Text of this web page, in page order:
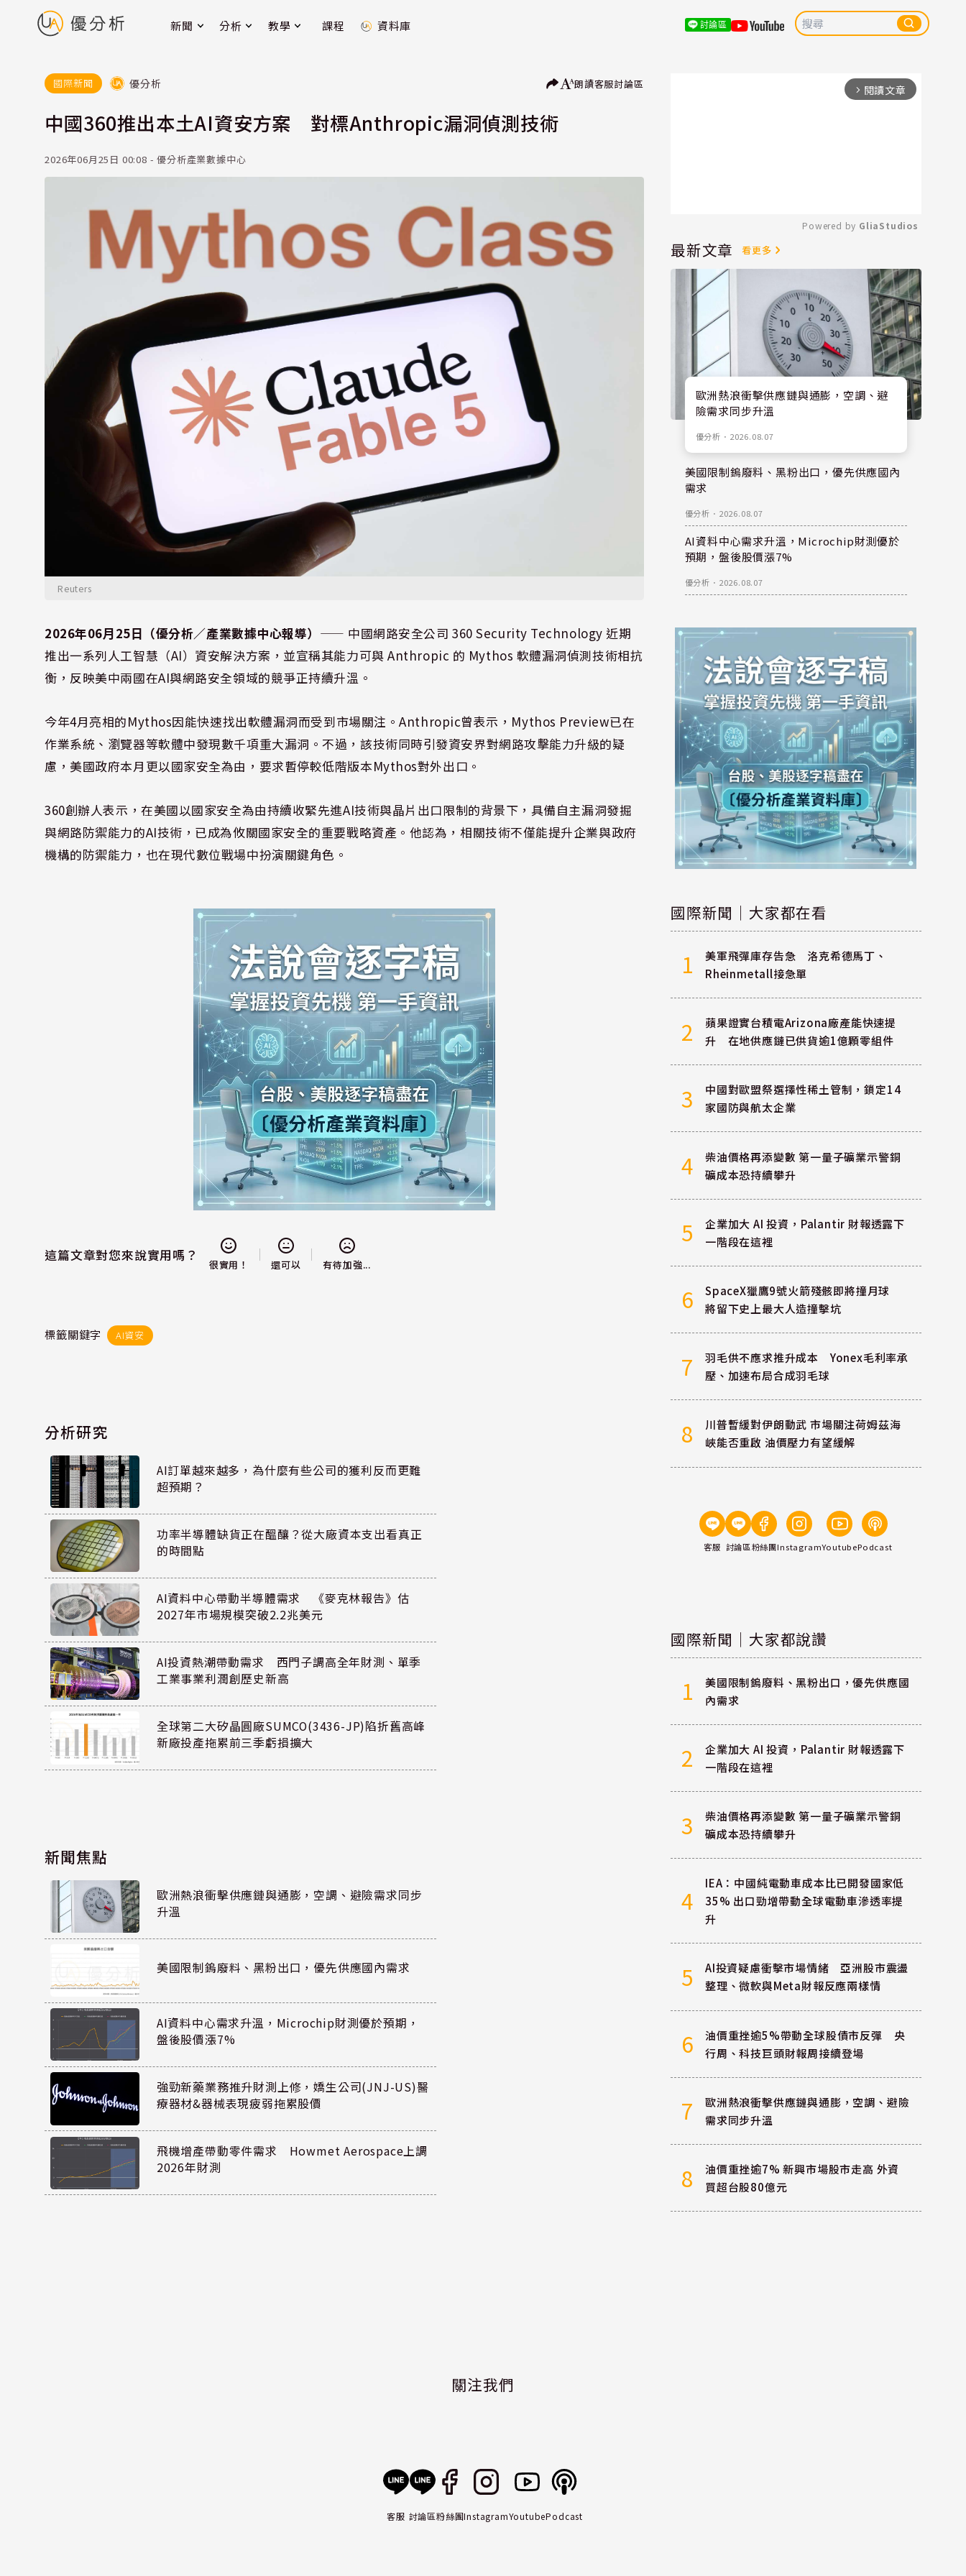
新聞 分析 教學 課程 資料庫 討論區
國際新聞 優分析 朗讀客服討論區
中國360推出本土AI資安方案 對標Anthropic漏洞偵測技術
2026年06月25日 00:08 - 優分析產業數據中心
Reuters
2026年06月25日（優分析／產業數據中心報導） ⸺ 中國網路安全公司360 Security Technology 近期
推出一系列人工智慧（AI）資安解決方案，並宣稱其能力可與Anthropic 的 Mythos 軟體漏洞偵測技術相抗
衡，反映美中兩國在AI與網路安全領域的競爭正持續升溫。
今年4月亮相的Mythos因能快速找出軟體漏洞而受到市場關注。Anthropic曾表示，Mythos Preview已在
作業系統、瀏覽器等軟體中發現數千項重大漏洞。不過，該技術同時引發資安界對網路攻擊能力升級的疑
慮，美國政府本月更以國家安全為由，要求暫停較低階版本Mythos對外出口。
360創辦人表示，在美國以國家安全為由持續收緊先進AI技術與晶片出口限制的背景下，具備自主漏洞發掘
與網路防禦能力的AI技術，已成為攸關國家安全的重要戰略資產。他認為，相關技術不僅能提升企業與政府
機構的防禦能力，也在現代數位戰場中扮演關鍵角色。
這篇文章對您來說實用嗎？
很實用！ 還可以 有待加強...
標籤關鍵字 AI資安
分析研究
AI訂單越來越多，為什麼有些公司的獲利反而更難
超預期？
功率半導體缺貨正在醞釀？從大廠資本支出看真正
的時間點
AI資料中心帶動半導體需求 《麥克林報告》估
2027年市場規模突破2.2兆美元
AI投資熱潮帶動需求 西門子調高全年財測、單季
工業事業利潤創歷史新高
全球第二大矽晶圓廠SUMCO(3436-JP)陷折舊高峰
新廠投產拖累前三季虧損擴大
新聞焦點
歐洲熱浪衝擊供應鏈與通膨，空調、避險需求同步
升溫
美國限制鎢廢料、黑粉出口，優先供應國內需求
AI資料中心需求升溫，Microchip財測優於預期，
盤後股價漲7%
強勁新藥業務推升財測上修，嬌生公司(JNJ-US)醫
療器材&器械表現疲弱拖累股價
飛機增產帶動零件需求 Howmet Aerospace上調
2026年財測
arrow_forward_ios 閱讀文章
Mute
Powered by GliaStudios
最新文章 看更多
歐洲熱浪衝擊供應鏈與通膨，空調、避
險需求同步升溫
優分析 ． 2026.08.07
美國限制鎢廢料、黑粉出口，優先供應國內
需求
優分析 ． 2026.08.07
AI資料中心需求升溫，Microchip財測優於
預期，盤後股價漲7%
優分析 ． 2026.08.07
國際新聞｜大家都在看
1
美軍飛彈庫存告急 洛克希德馬丁、
Rheinmetall接急單
2
蘋果證實台積電Arizona廠產能快速提
升 在地供應鏈已供貨逾1億顆零組件
3
中國對歐盟祭選擇性稀土管制，鎖定14
家國防與航太企業
4
柴油價格再添變數 第一量子礦業示警銅
礦成本恐持續攀升
5
企業加大 AI 投資，Palantir 財報透露下
一階段在這裡
6
SpaceX獵鷹9號火箭殘骸即將撞月球
將留下史上最大人造撞擊坑
7
羽毛供不應求推升成本 Yonex毛利率承
壓、加速布局合成羽毛球
8
川普暫緩對伊朗動武 市場關注荷姆茲海
峽能否重啟 油價壓力有望緩解
客服 討論區粉絲團InstagramYoutubePodcast
國際新聞｜大家都說讚
1
美國限制鎢廢料、黑粉出口，優先供應國
內需求
2
企業加大 AI 投資，Palantir 財報透露下
一階段在這裡
3
柴油價格再添變數 第一量子礦業示警銅
礦成本恐持續攀升
4
IEA：中國純電動車成本比已開發國家低
35% 出口勁增帶動全球電動車滲透率提
升
5
AI投資疑慮衝擊市場情緒 亞洲股市震盪
整理、微軟與Meta財報反應兩樣情
6
油價重挫逾5%帶動全球股債市反彈 央
行周、科技巨頭財報周接續登場
7
歐洲熱浪衝擊供應鏈與通膨，空調、避險
需求同步升溫
8
油價重挫逾7% 新興市場股市走高 外資
買超台股80億元
關注我們
客服 討論區粉絲團InstagramYoutubePodcast